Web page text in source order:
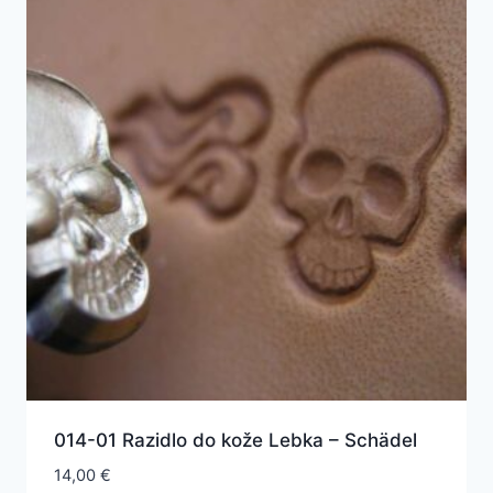
014-01 Razidlo do kože Lebka – Schädel
14,00 €